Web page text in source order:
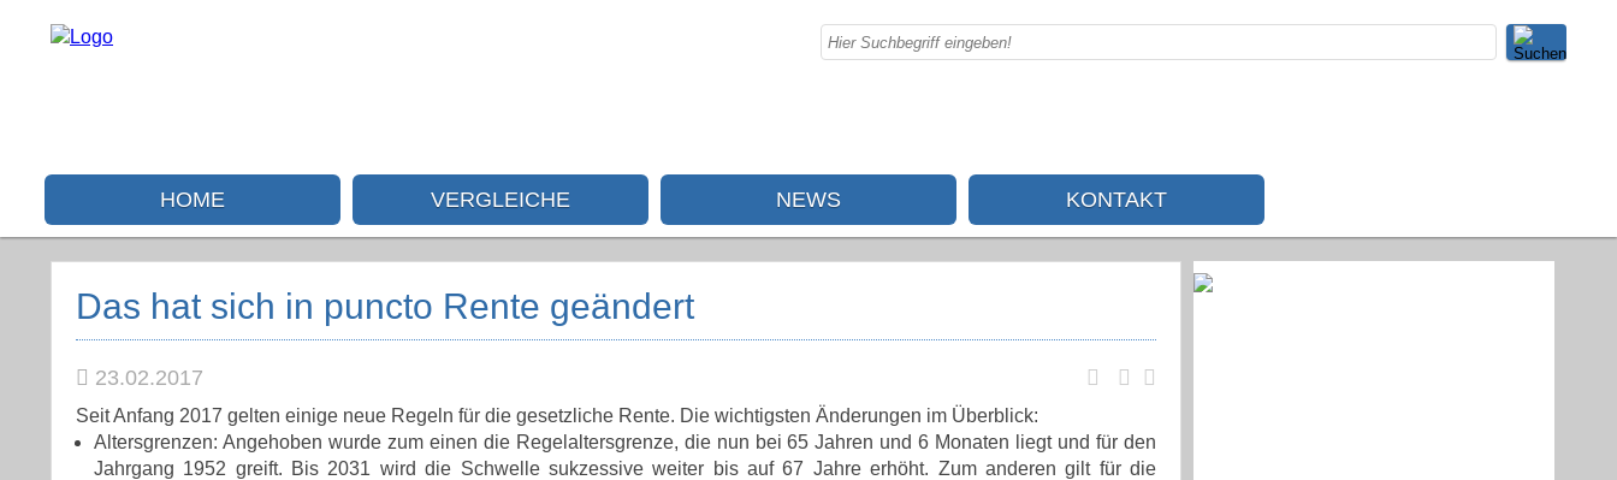
HOME VERGLEICHE NEWS KONTAKT
Das hat sich in puncto Rente geändert
23.02.2017
Seit Anfang 2017 gelten einige neue Regeln für die gesetzliche Rente. Die wichtigsten Änderungen im Überblick:
Altersgrenzen: Angehoben wurde zum einen die Regelaltersgrenze, die nun bei 65 Jahren und 6 Monaten liegt und für den
Jahrgang 1952 greift. Bis 2031 wird die Schwelle sukzessive weiter bis auf 67 Jahre erhöht. Zum anderen gilt für die